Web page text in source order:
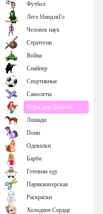
Футбол
Лего НиндзяГо
Человек паук
Стратегии
Война
Снайпер
Спортивные
Самолеты
Игры для Девочек
Лошади
Пони
Одевалки
Барби
Готовим еду
Парикмахерская
Раскраски
Холодное Сердце